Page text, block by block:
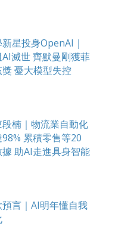
星投身OpenAI｜
滅世 齊默曼剛獲菲
憂大模型失控
楠｜物流業自動化
98% 累積零售等20
助AI走進具身智能
言｜AI明年懂自我